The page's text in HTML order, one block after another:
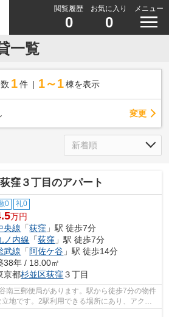
閲覧履歴
0
お気に入り
0
メニュー
一覧
1 件 1～1 棟を表示
変更
窪３丁目のアパート
0 礼0
万円
央線 「荻窪 」駅 徒歩7分
ノ内線 「荻窪 」駅 徒歩7分
武線 「 阿佐ケ谷 」駅 徒歩14分
38年 / 18.00㎡
京都杉並区荻窪３丁目
南三郵便局があります。駅から徒歩7分の物件
地です。2駅利用できる場所にあり、アクセ
地域の賃...